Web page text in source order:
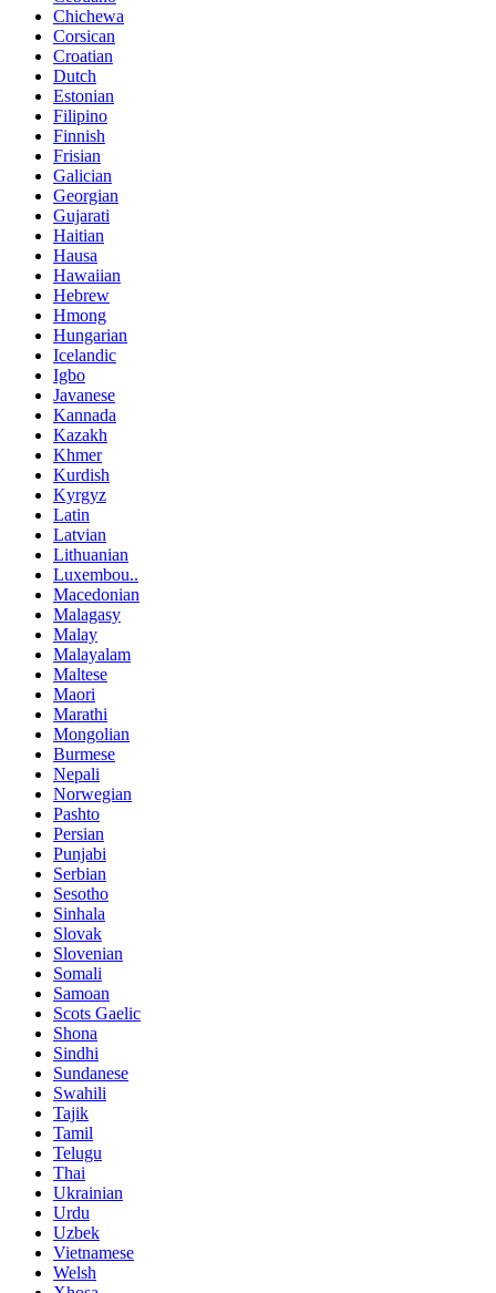
Chichewa
Corsican
Croatian
Dutch
Estonian
Filipino
Finnish
Frisian
Galician
Georgian
Gujarati
Haitian
Hausa
Hawaiian
Hebrew
Hmong
Hungarian
Icelandic
Igbo
Javanese
Kannada
Kazakh
Khmer
Kurdish
Kyrgyz
Latin
Latvian
Lithuanian
Luxembou..
Macedonian
Malagasy
Malay
Malayalam
Maltese
Maori
Marathi
Mongolian
Burmese
Nepali
Norwegian
Pashto
Persian
Punjabi
Serbian
Sesotho
Sinhala
Slovak
Slovenian
Somali
Samoan
Scots Gaelic
Shona
Sindhi
Sundanese
Swahili
Tajik
Tamil
Telugu
Thai
Ukrainian
Urdu
Uzbek
Vietnamese
Welsh